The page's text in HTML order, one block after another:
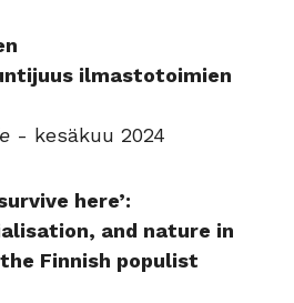
ilmastotoimien
- kesäkuu 2024
here’:
and nature in
Finnish populist